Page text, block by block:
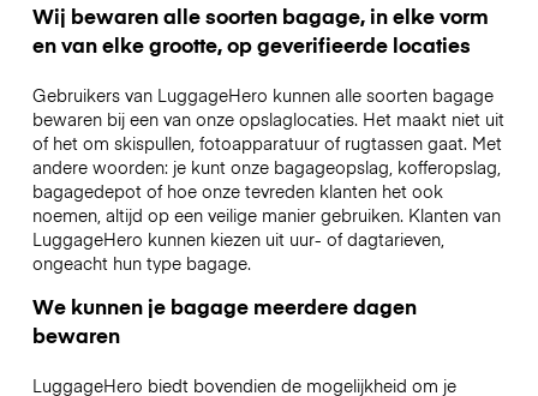
Wij bewaren alle soorten bagage, in elke vorm
en van elke grootte, op geverifieerde locaties
Gebruikers van LuggageHero kunnen alle soorten bagage
bewaren bij een van onze opslaglocaties. Het maakt niet uit
of het om skispullen, fotoapparatuur of rugtassen gaat. Met
andere woorden: je kunt onze bagageopslag, kofferopslag,
bagagedepot of hoe onze tevreden klanten het ook
noemen, altijd op een veilige manier gebruiken. Klanten van
LuggageHero kunnen kiezen uit uur- of dagtarieven,
ongeacht hun type bagage.
We kunnen je bagage meerdere dagen
bewaren
LuggageHero biedt bovendien de mogelijkheid om je